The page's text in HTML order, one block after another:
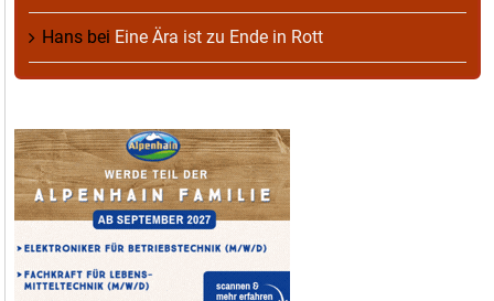
Hans bei Eine Ära ist zu Ende in Rott